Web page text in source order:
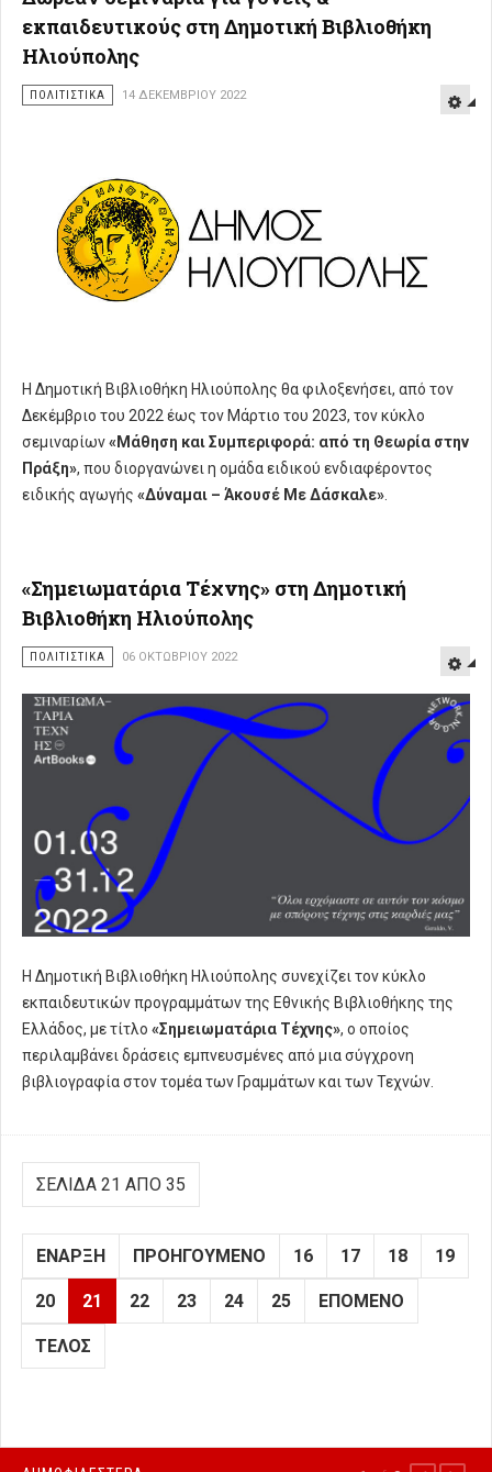
εκπαιδευτικούς στη Δημοτική Βιβλιοθήκη
Ηλιούπολης
ΠΟΛΙΤΙΣΤΙΚΑ 14 ΔΕΚΕΜΒΡΊΟΥ 2022
Η Δημοτική Βιβλιοθήκη Ηλιούπολης θα φιλοξενήσει, από τον
Δεκέμβριο του 2022 έως τον Μάρτιο του 2023, τον κύκλο
σεμιναρίων«Μάθηση και Συμπεριφορά: από τη Θεωρία στην
Πράξη», που διοργανώνει η ομάδα ειδικού ενδιαφέροντος
ειδικής αγωγής «Δύναμαι – Άκουσέ Με Δάσκαλε»
«Σημειωματάρια Τέχνης» στη Δημοτική
Βιβλιοθήκη Ηλιούπολης
ΠΟΛΙΤΙΣΤΙΚΑ 06 ΟΚΤΩΒΡΊΟΥ 2022
Η Δημοτική Βιβλιοθήκη Ηλιούπολης συνεχίζει τον κύκλο
εκπαιδευτικών προγραμμάτων της Εθνικής Βιβλιοθήκης της
Ελλάδος, με τίτλο «Σημειωματάρια Τέχνης», ο οποίος
περιλαμβάνει δράσεις εμπνευσμένες από μια σύγχρονη
βιβλιογραφία στον τομέα των Γραμμάτων και των Τεχνών.
ΣΕΛΊΔΑ 21 ΑΠΌ 35
ΈΝΑΡΞΗ ΠΡΟΗΓΟΎΜΕΝΟ 16 17 18 19
20 21 22 23 24 25 ΕΠΌΜΕΝΟ
ΤΈΛΟΣ